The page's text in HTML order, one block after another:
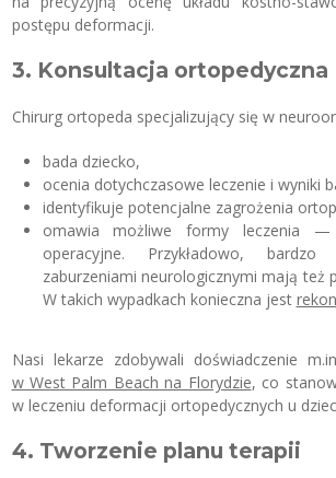
postępu deformacji.
3. Konsultacja ortopedyczna
Chirurg ortopeda specjalizujący się w
bada dziecko,
ocenia dotychczasowe leczenie i wyniki
identyfikuje potencjalne zagrożenia
omawia możliwe formy leczenia —
operacyjne. Przykładowo,
zaburzeniami neurologicznymi mają też
W takich wypadkach konieczna jest
Nasi lekarze zdobywali doświadczenie
w West Palm Beach na Florydzie, co
w leczeniu deformacji ortopedycznych u
4. Tworzenie planu terapii